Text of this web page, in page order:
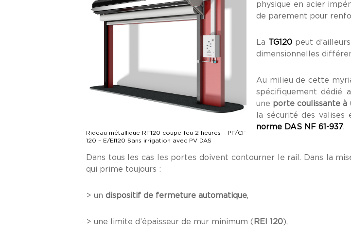
Rideau métallique RF120 coupe-feu 2 heures – PF/CF
120 – E/EI120 Sans irrigation avec PV DAS
physique en acier
de parement pour
La TG120 peut
dimensionnelles
Au milieu de cette
spécifiquement dédié
une porte coulissante à
la sécurité des
norme DAS NF 61-937.
Dans tous les cas les portes doivent contourner le rail. Dans la
qui prime toujours :
> un dispositif de fermeture automatique,
> une limite d’épaisseur de mur minimum ( REI 120 ),